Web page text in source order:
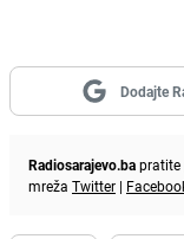
Dodajte
Radiosarajevo.bapratite
mreža Twitter |